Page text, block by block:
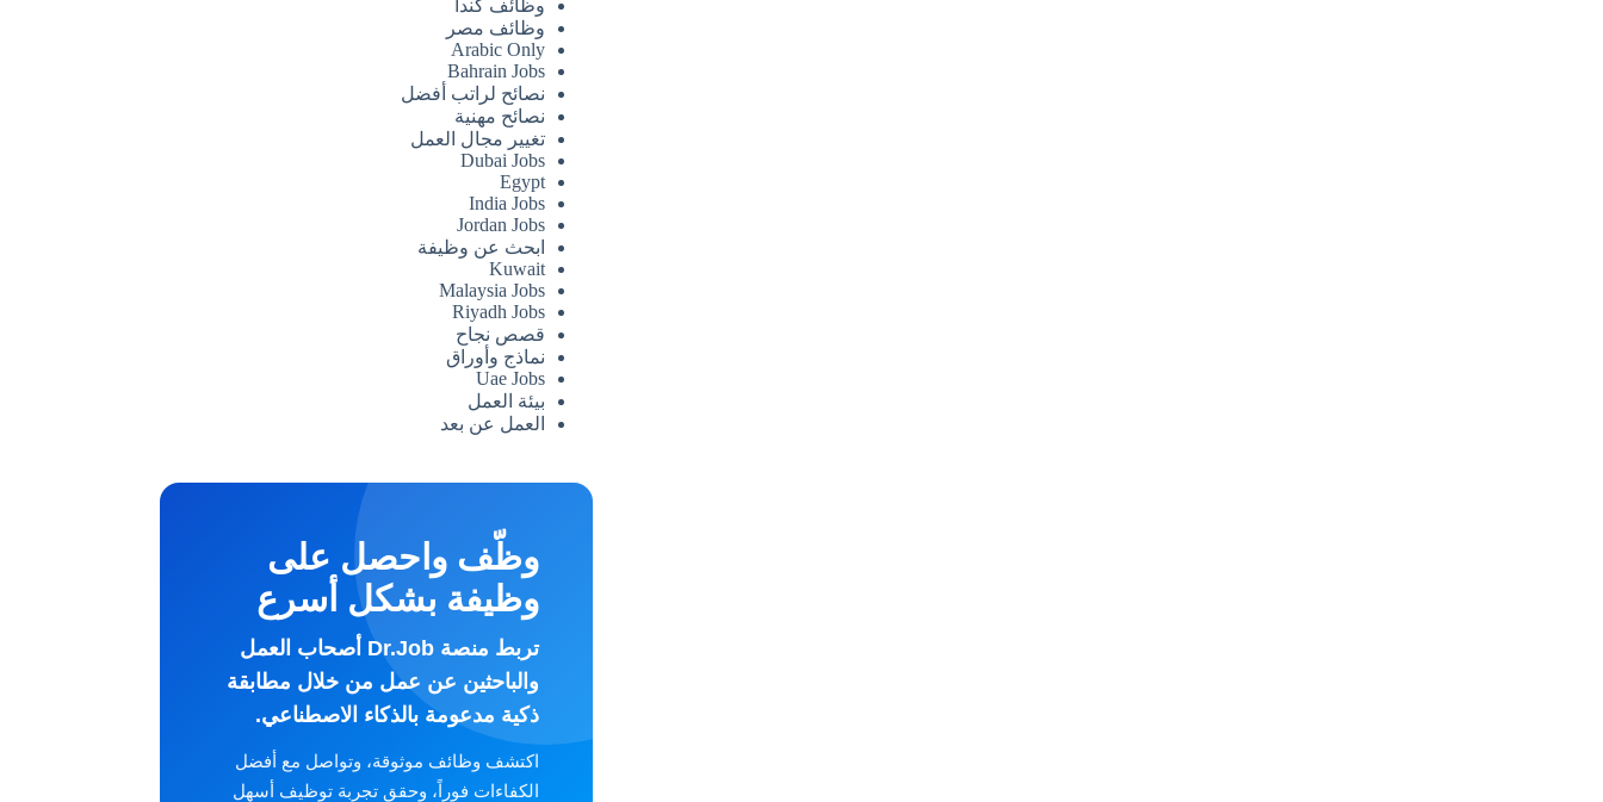
وظائف كندا
وظائف مصر
Arabic Only
Bahrain Jobs
نصائح لراتب أفضل
نصائح مهنية
تغيير مجال العمل
Dubai Jobs
Egypt
India Jobs
Jordan Jobs
ابحث عن وظيفة
Kuwait
Malaysia Jobs
Riyadh Jobs
قصص نجاح
نماذج وأوراق
Uae Jobs
بيئة العمل
العمل عن بعد
وظّف واحصل على
وظيفة بشكل أسرع
تربط منصة Dr.Job أصحاب العمل
والباحثين عن عمل من خلال مطابقة
ذكية مدعومة بالذكاء الاصطناعي.
اكتشف وظائف موثوقة، وتواصل مع أفضل
الكفاءات فوراً، وحقق تجربة توظيف أسهل